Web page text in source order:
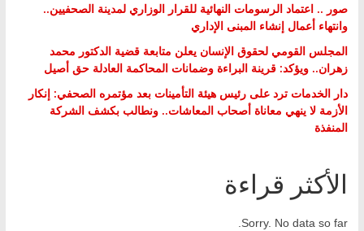
صور .. اعتماد الرسومات النهائية للقرار الوزاري لمدينة الصحفيين..
وانتهاء أعمال إنشاء المبنى الإداري
المجلس القومي لحقوق الإنسان يعلن متابعة قضية الدكتور محمد
زهران.. ويؤكد: قرينة البراءة وضمانات المحاكمة العادلة حق أصيل
دار الخدمات ترد على رئيس هيئة التأمينات بعد مؤتمره الصحفي: إنكار
الأزمة لا ينهي معاناة أصحاب المعاشات.. ونطالب بكشف الشركة
المنفذة
الأكثر قراءة
Sorry. No data so far.